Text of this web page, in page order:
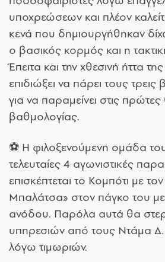
υποχρεώσεων και πλέον
κενά που δημιουργήθηκαν
ο βασικός κορμός και η
Έπειτα και την χθεσινή ήττα
επιδιώξει να πάρει τους
για να παραμείνει στις πρώτες
βαθμολογίας.
⚽ Η φιλοξενούμενη ομάδα
τελευταίες 4 αγωνιστικές
επισκέπτεται το Κομπότι με
Μπαλάτσα» στον πάγκο του
ανόδου. Παρόλα αυτά θα
υπηρεσιών από τους Ντάμα Δ.
λόγω τιμωριών.